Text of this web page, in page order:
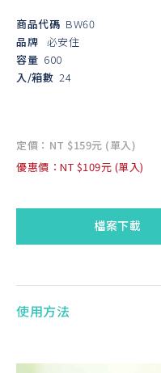
商品代碼 BW60
品牌 必安住
容量 600
入/箱數 24
定價：NT $159元 (單入)
優惠價：NT $109元 (單入)
檔案下載
使用方法